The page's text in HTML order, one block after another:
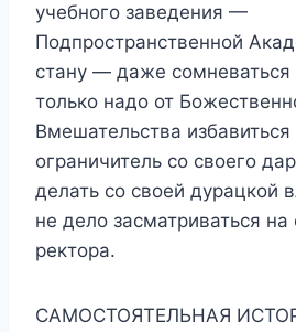
учебного заведения —
Подпространственной
стану — даже сомневаться
только надо от
Вмешательства
ограничитель со своего
делать со своей дурацкой
не дело засматриваться на
ректора.
САМОСТОЯТЕЛЬНАЯ